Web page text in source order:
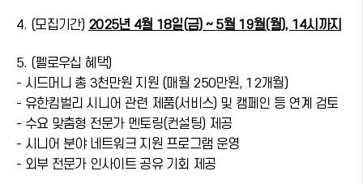
4. (모집기간) 2025년 4월 18일(금) ~ 5월 19월(월), 14시까지
5. (펠로우십 혜택)
- 시드머니 총 3천만원 지원 (매월 250만원, 12개월)
- 유한킴벌리 시니어 관련 제품(서비스) 및 캠페인 등 연계 검토
- 수요 맞춤형 전문가 멘토링(컨설팅) 제공
- 시니어 분야 네트워크 지원 프로그램 운영
- 외부 전문가 인사이트 공유 기회 제공